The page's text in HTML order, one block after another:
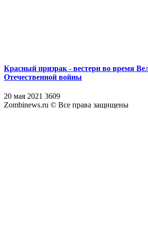
Красный призрак - вестерн во время
Отечественной войны
20 мая 2021 3609
Zombinews.ru © Все права защищены